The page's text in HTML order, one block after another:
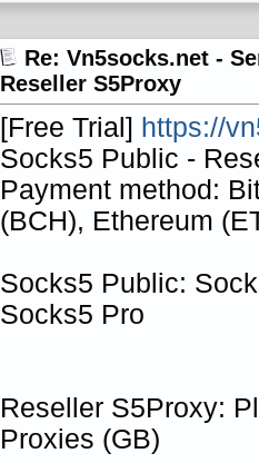
Re: Vn5socks.net -
Reseller S5Proxy
[Free Trial] https://
Socks5 Public -
Payment method:
(BCH), Ethereum
Socks5 Public:
Socks5 Pro
Reseller S5Proxy:
Proxies (GB)